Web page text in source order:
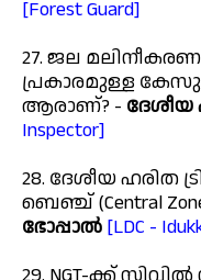
[Forest Guard]
27. ജല മലിനീകരണ
പ്രകാരമുള്ള
ആരാണ്? -
Inspector]
28. ദേശീയ ഹരിത
ബെഞ്ച് (Central
ഭോപ്പാൽ [LDC -
29. NGT-ക്ക് സിവിൽ